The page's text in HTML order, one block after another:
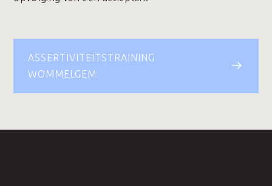
ASSERTIVITEITSTRAINING
WOMMELGEM